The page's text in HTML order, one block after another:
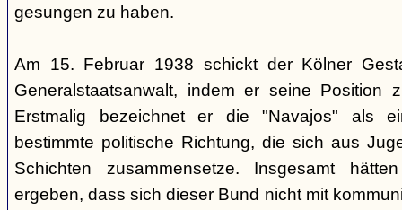
gesungen zu haben.
Am 15. Februar 1938 schickt der Kölner
Generalstaatsanwalt, indem er seine Position
Erstmalig bezeichnet er die "Navajos" als
bestimmte politische Richtung, die sich aus
Schichten zusammensetze. Insgesamt
ergeben, dass sich dieser Bund nicht mit